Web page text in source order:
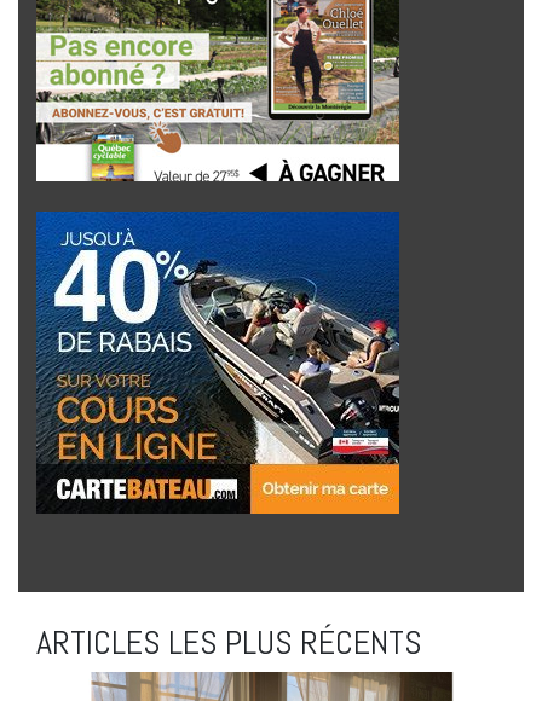
ARTICLES LES PLUS RÉCENTS